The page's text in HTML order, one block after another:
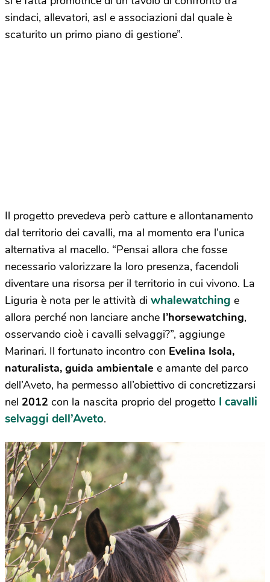
sindaci, allevatori, asl e associazioni dal quale è
scaturito un primo piano di gestione”.
Il progetto prevedeva però catture e allontanamento
dal territorio dei cavalli, ma al momento era l’unica
alternativa al macello. “Pensai allora che fosse
necessario valorizzare la loro presenza, facendoli
diventare una risorsa per il territorio in cui vivono. La
Liguria è nota per le attività di whalewatching e
allora perché non lanciare anche l’horsewatching,
osservando cioè i cavalli selvaggi?”, aggiunge
Marinari. Il fortunato incontro con Evelina Isola,
naturalista, guida ambientale e amante del parco
dell’Aveto, ha permesso all’obiettivo di concretizzarsi
nel 2012 con la nascita proprio del progetto I cavalli
selvaggi dell’Aveto.